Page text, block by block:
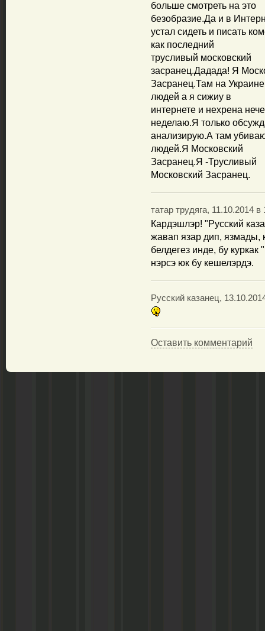
больше смотреть на это
безобразие.Да и в
устал сидеть и писать
как последний
трусливый московский
засранец.Дадада! Я
Засранец.Там на
людей а я сижиу в
интернете и нехрена
неделаю.Я только
анализирую.А там
людей.Я Московский
Засранец.Я -Трусливый
Московский Засранец.
татар трудяга, 11.10.2014 в
Кардэшлэр! "Русский
жавап язар дип, язмады,
белдегез инде, бу
нэрсэ юк бу кешелэрдэ.
Русский казанец,
Оставить комментарий